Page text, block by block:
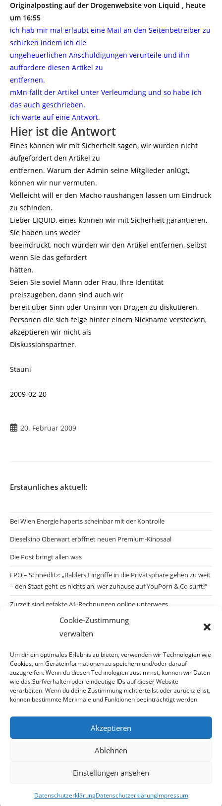
Cookie-Zustimmung
verwalten
Um dir ein optimales Erlebnis zu bieten, verwenden wir Technologien wie
Cookies, um Geräteinformationen zu speichern und/oder darauf
zuzugreifen. Wenn du diesen Technologien zustimmst, können wir Daten
wie das Surfverhalten oder eindeutige IDs auf dieser Website
verarbeiten. Wenn du deine Zustimmung nicht erteilst oder zurückziehst,
können bestimmte Merkmale und Funktionen beeinträchtigt werden.
Akzeptieren
Ablehnen
Einstellungen ansehen
DatenschutzerklärungDatenschutzerklärungImpressum
Originalposting auf der Drogenwebsite von Liquid , heute
um 16:55
ich hab mir mal erlaubt eine Mail an den Seitenbetreiber zu
schicken indem ich die
ungeheuerlichen Anschuldigungen verurteile und ihn
auffordere diesen Artikel zu
entfernen.
mMn fällt der Artikel unter Verleumdung und so habe ich
das auch geschrieben.
ich warte auf eine Antwort.
Hier ist die Antwort
Eines können wir mit Sicherheit sagen, wir wurden nicht
aufgefordert den Artikel zu
entfernen. Warum der Admin seine Mitglieder anlügt,
können wir nur vermuten.
Vielleicht will er den Macho raushängen lassen um Eindruck
zu schinden.
Lieber LIQUID, eines können wir mit Sicherheit garantieren,
Sie haben uns weder
beeindruckt, noch würden wir den Artikel entfernen, selbst
wenn Sie das gefordert
hätten.
Seien Sie soviel Mann oder Frau, Ihre Identität
preiszugeben, dann sind auch wir
bereit über Sinn oder Unsinn von Drogen zu diskutieren.
Personen die sich feige hinter einem Nickname verstecken,
akzeptieren wir nicht als
Diskussionspartner.
Stauni
2009-02-20
Beitrag
20. Februar 2009
Erstaunliches aktuell:
Bei Wien Energie haperts scheinbar mit der Kontrolle
Dieselkino Oberwart eröffnet neuen Premium-Kinosaal
Die Post bringt allen was
FPÖ – Schnedlitz: „Bablers Eingriffe in die Privatsphäre gehen zu weit
– den Staat geht es nichts an, wer zuhause auf YouPorn & Co surft!“
Zurzeit sind gefakte A1-Rechnungen online unterwegs
Salzburgs Juden und ihre Sicherheit: „Erst nach einem Anschlag wäre
die Gefahr endlich konkret!“
Biologisches Wunder in Ceuta
Ein vermeintliches Abschiebemärchen
Archiv
© Copyright 2026 · Auch Ihre Information ist uns wichtig! Haben Sie eine
erstaunliche Story: Mailen Sie uns Bitte